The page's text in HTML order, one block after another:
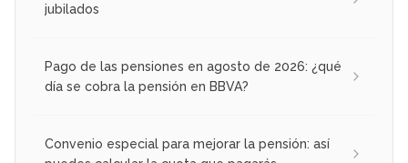
jubilados
Pago de las pensiones en agosto de 2026: ¿qué
día se cobra la pensión en BBVA?
Convenio especial para mejorar la pensión: así